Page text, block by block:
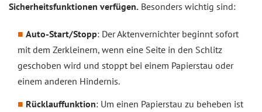
Sicherheitsfunktionen verfügen. Besonders wichtig sind:
Auto-Start/Stopp: Der Aktenvernichter beginnt sofort
mit dem Zerkleinern, wenn eine Seite in den Schlitz
geschoben wird und stoppt bei einem Papierstau oder
einem anderen Hindernis.
Rücklauffunktion: Um einen Papierstau zu beheben ist